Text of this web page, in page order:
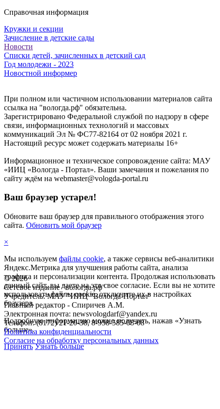
Справочная информация
Кружки и секции
Зачисление в детские сады
Новости
Списки детей, зачисленных в детский сад
Год молодежи - 2023
©2026
Сетевое издание "вологда.рф"
Учредитель: МАУ "ИИЦ "Вологда-Портал"
Главный редактор - Спиричев А.М.
Электронная почта: newsvologdarf@yandex.ru
Телефон: (8172) 21-20-38, 8-958-585-08-08
Политика конфиденциальности
Согласие на обработку персональных данных
Новостной информер
При полном или частичном использовании материалов сайта
ссылка на "вологда.рф" обязательна.
Зарегистрировано Федеральной службой по надзору в сфере
связи, информационных технологий и массовых
коммуникаций Эл № ФС77-82164 от 02 ноября 2021 г.
Настоящий ресурс может содержать материалы 16+
Информационное и техническое сопровождение сайта: МАУ
«ИИЦ «Вологда - Портал». Ваши замечания и пожелания по
сайту ждём на webmaster@vologda-portal.ru
Ваш браузер устарел!
Обновите ваш браузер для правильного отображения этого
сайта. Обновить мой браузер
×
Мы используем файлы cookie, а также сервисы веб-аналитики
Яндекс.Метрика для улучшения работы сайта, анализа
трафика и персонализации контента. Продолжая использовать
данный сайт, вы даете на это свое согласие. Если вы не хотите
использовать файлы cookie, отключите их в настройках
браузера.
Подробную информацию можно получить, нажав «Узнать
больше».
Принять Узнать больше